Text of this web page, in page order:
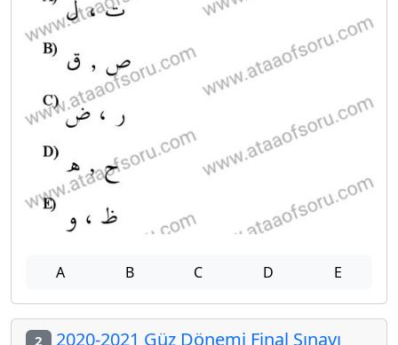
A B C D E
2 2020-2021 Güz Dönemi Final Sınavı